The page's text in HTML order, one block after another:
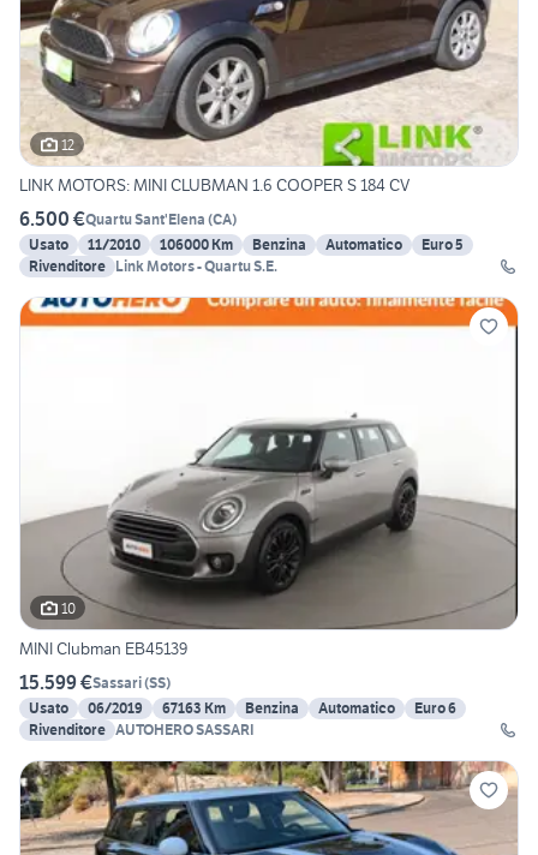
12
LINK MOTORS: MINI CLUBMAN 1.6 COOPER S 184 CV
6.500 €Quartu Sant'Elena (CA)
Usato
11/2010 106000 Km Benzina Automatico
Euro 5
Rivenditore Link Motors - Quartu S.E.
10
MINI Clubman EB45139
15.599 €Sassari(SS)
Usato
06/2019 67163 Km Benzina Automatico
Euro 6
Rivenditore AUTOHERO SASSARI